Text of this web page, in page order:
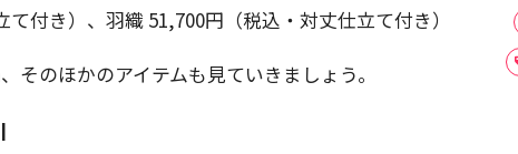
付き）、羽織 51,700円（税込・対丈仕立て付き）
のほかのアイテムも見ていきましょう。